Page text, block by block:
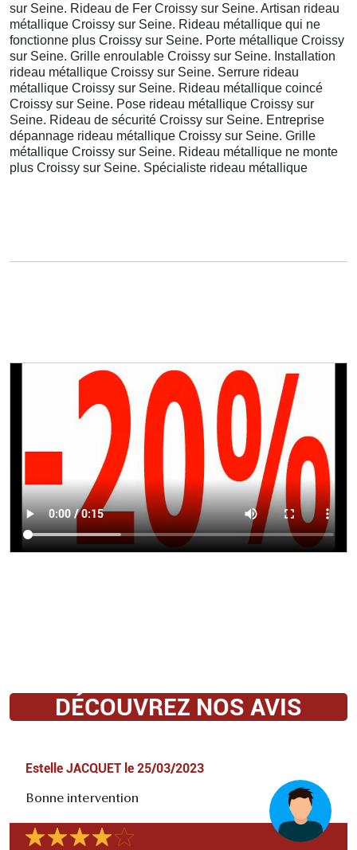
sur Seine. Rideau de Fer Croissy sur Seine. Artisan rideau
métallique Croissy sur Seine. Rideau métallique qui ne
fonctionne plus Croissy sur Seine. Porte métallique Croissy
sur Seine. Grille enroulable Croissy sur Seine. Installation
rideau métallique Croissy sur Seine. Serrure rideau
métallique Croissy sur Seine. Rideau métallique coincé
Croissy sur Seine. Pose rideau métallique Croissy sur
Seine. Rideau de sécurité Croissy sur Seine. Entreprise
dépannage rideau métallique Croissy sur Seine. Grille
métallique Croissy sur Seine. Rideau métallique ne monte
plus Croissy sur Seine. Spécialiste rideau métallique
DÉCOUVREZ NOS AVIS
Estelle JACQUET le 25/03/2023
Bonne intervention